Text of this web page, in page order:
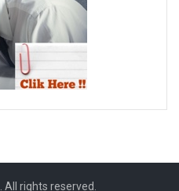
. All rights reserved.